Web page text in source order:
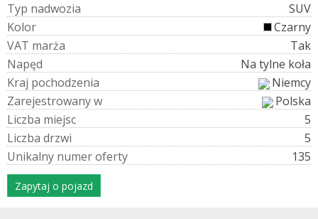
Typ nadwozia
SUV
Kolor
Czarny
VAT marża
Tak
Napęd
Na tylne koła
Kraj pochodzenia
Niemcy
Zarejestrowanyw
Polska
Liczba miejsc
5
Liczba drzwi
5
Unikalny numeroferty 135
Zapytaj o pojazd